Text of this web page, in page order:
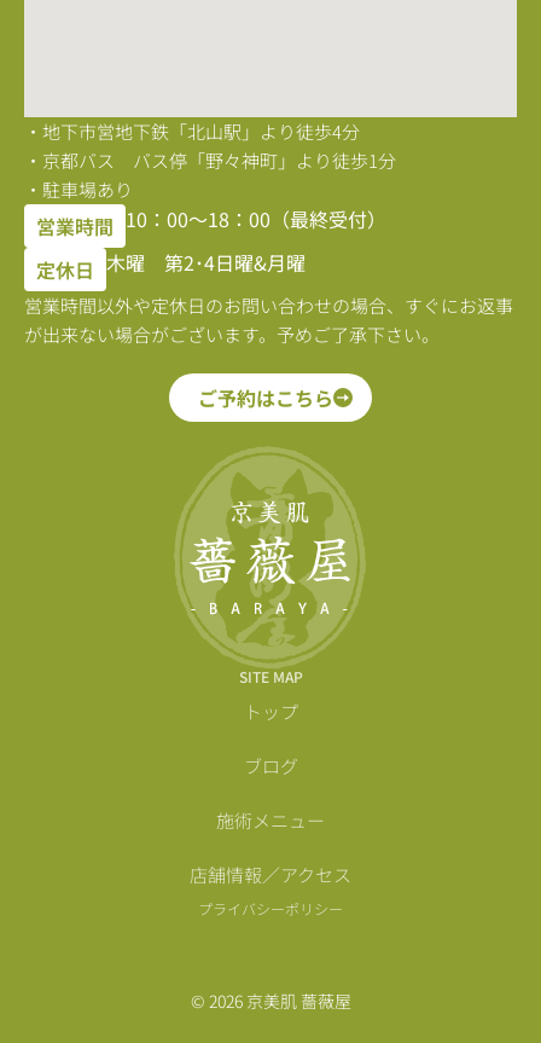
SITE MAP
トップ
ブログ
施術メニュー
店舗情報／アクセス
プライバシーポリシー
© 2026 京美肌 薔薇屋
・地下市営地下鉄「北山駅」より徒歩4分
・京都バス バス停「野々神町」より徒歩1分
・駐車場あり
営業時間 10：00〜18：00（最終受付）
定休日 木曜 第2･4日曜&月曜
営業時間以外や定休日のお問い合わせの場合、すぐにお返事
が出来ない場合がございます。予めご了承下さい。
ご予約はこちら